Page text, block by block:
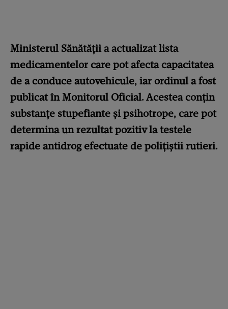
Ministerul Sănătății a actualizat lista
medicamentelor care pot afecta capacitatea
de a conduce autovehicule, iar ordinul a fost
publicat în Monitorul Oficial. Acestea conțin
substanțe stupefiante și psihotrope, care pot
determina un rezultat pozitiv la testele
rapide antidrog efectuate de polițiștii rutieri.